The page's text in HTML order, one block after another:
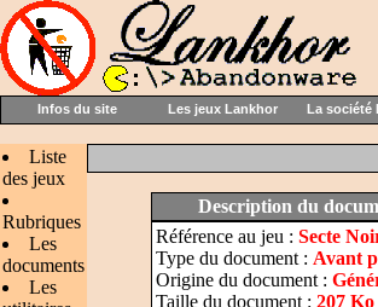
Infos du site Les jeux Lankhor La société
Liste
des jeux
Rubriques
Les
documents
Les
Description du
Référence au jeu : Secte
Type du document : Avant
Origine du document :
Taille du document : 207 Ko